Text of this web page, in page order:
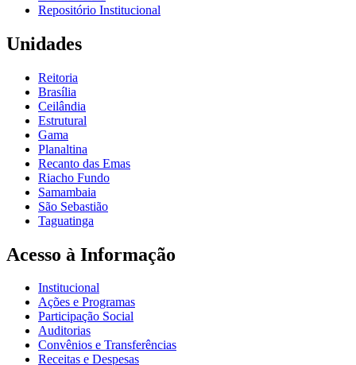
Repositório Institucional
Unidades
Reitoria
Brasília
Ceilândia
Estrutural
Gama
Planaltina
Recanto das Emas
Riacho Fundo
Samambaia
São Sebastião
Taguatinga
Acesso à Informação
Institucional
Ações e Programas
Participação Social
Auditorias
Convênios e Transferências
Receitas e Despesas